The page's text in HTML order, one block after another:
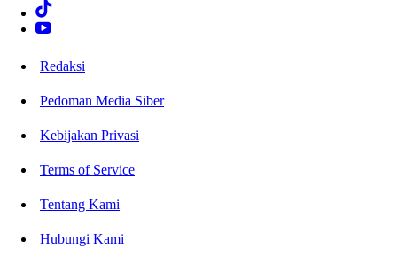
Redaksi
Pedoman Media Siber
Kebijakan Privasi
Terms of Service
Tentang Kami
Hubungi Kami